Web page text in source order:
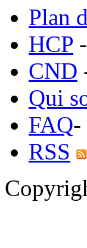
Plan
HCP -
CND
Qui
FAQ-
RSS